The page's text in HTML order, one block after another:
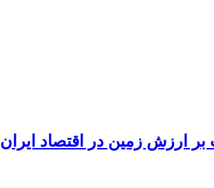
ارزش زمین در اقتصاد ایران